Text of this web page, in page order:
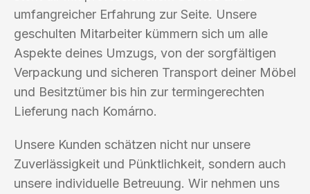
umfangreicher Erfahrung zur Seite. Unsere
geschulten Mitarbeiter kümmern sich um alle
Aspekte deines Umzugs, von der sorgfältigen
Verpackung und sicheren Transport deiner Möbel
und Besitztümer bis hin zur termingerechten
Lieferung nach Komárno.
Unsere Kunden schätzen nicht nur unsere
Zuverlässigkeit und Pünktlichkeit, sondern auch
unsere individuelle Betreuung. Wir nehmen uns